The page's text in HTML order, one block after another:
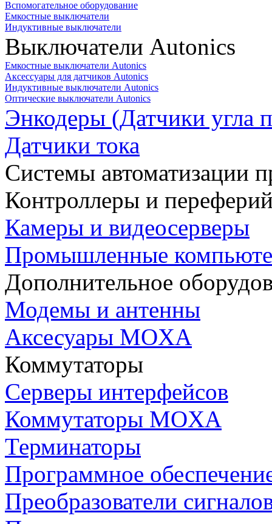
Вспомогательное оборудование
Емкостные выключатели
Индуктивные выключатели
Выключатели Autonics
Емкостные выключатели Autonics
Аксессуары для датчиков Autonics
Индуктивные выключатели Autonics
Оптические выключатели Autonics
Энкодеры (Датчики угла
Датчики тока
Системы автоматизации
Контроллеры и
Камеры и видеосерверы
Промышленные
Дополнительное
Модемы и антенны
Аксесуары MOXA
Коммутаторы
Серверы интерфейсов
Коммутаторы MOXA
Терминаторы
Программное
Преобразователи